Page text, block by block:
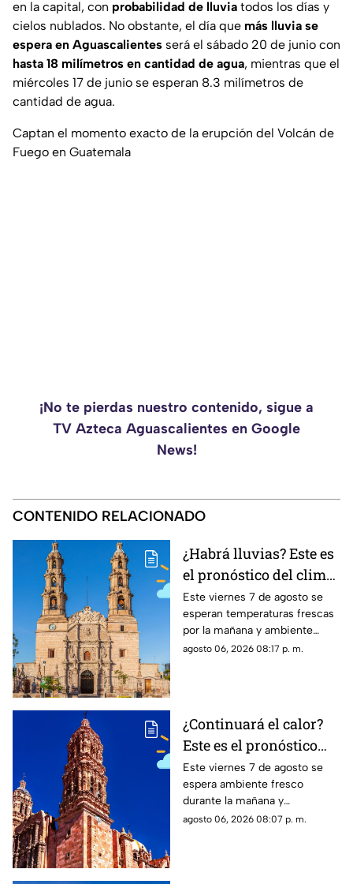
en la capital, con probabilidad de lluvia todos los días y
cielos nublados. No obstante, el día que más lluvia se
espera en Aguascalientes será el sábado 20 de junio con
hasta 18 milímetros en cantidad de agua, mientras que el
miércoles 17 de junio se esperan 8.3 milímetros de
cantidad de agua.
Captan el momento exacto de la erupción del Volcán de
Fuego en Guatemala
¡No te pierdas nuestro contenido, sigue a
TV Azteca Aguascalientes en Google
News!
CONTENIDO RELACIONADO
¿Habrá lluvias? Este es
el pronóstico del clima
en Aguascalientes HOY
viernes 7 de agosto
Este viernes 7 de agosto se
esperan temperaturas frescas
por la mañana y ambiente
templado a cálido por la tarde;
agosto 06, 2026 08:17 p. m.
¿Continuará el calor?
Este es el pronóstico
del clima en Zacatecas
HOY viernes 7 de
agosto
Este viernes 7 de agosto se
espera ambiente fresco
durante la mañana y
temperaturas cálidas por la
agosto 06, 2026 08:07 p. m.